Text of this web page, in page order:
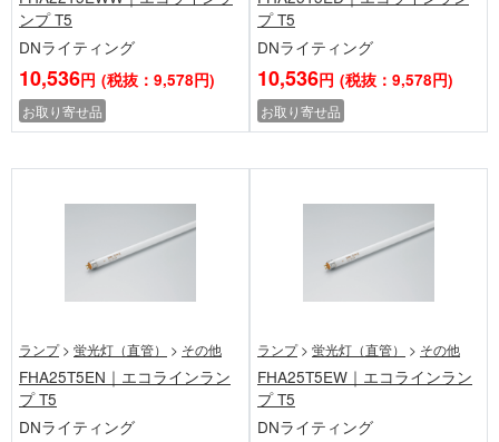
ンプ T5
DNライティング
10,536円 (税抜：9,578円)
お取り寄せ品
プ T5
DNライティング
10,536円 (税抜：9,578円)
お取り寄せ品
ランプ > 蛍光灯（直管） > その他
FHA25T5EN｜エコラインラン
プ T5
DNライティング
ランプ > 蛍光灯（直管） > その他
FHA25T5EW｜エコラインラン
プ T5
DNライティング